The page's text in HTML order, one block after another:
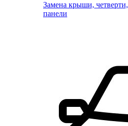
Замена крыши,
панели